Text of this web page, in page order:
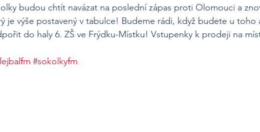
budou chtít navázat na poslední zápas proti Olomouci a
je výše postavený v tabulce! Budeme rádi, když budete u
do haly 6. ZŠ ve Frýdku-Místku! Vstupenky k prodeji na
#sokolkyfm